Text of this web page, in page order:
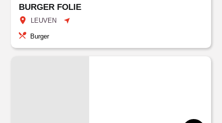
BURGER FOLIE
LEUVEN
Burger